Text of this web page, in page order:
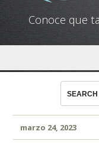
Conoce que
marzo 24, 2023